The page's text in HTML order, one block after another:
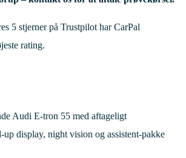
stjerner på Trustpilot har CarPal
rating.
Audi E-tron 55 med aftageligt
display, night vision og assistent-pakke